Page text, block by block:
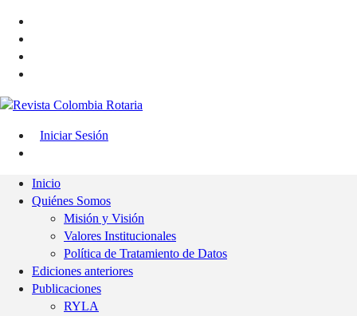
Iniciar Sesión
Inicio
Quiénes Somos
Misión y Visión
Valores Institucionales
Política de Tratamiento de Datos
Ediciones anteriores
Publicaciones
RYLA